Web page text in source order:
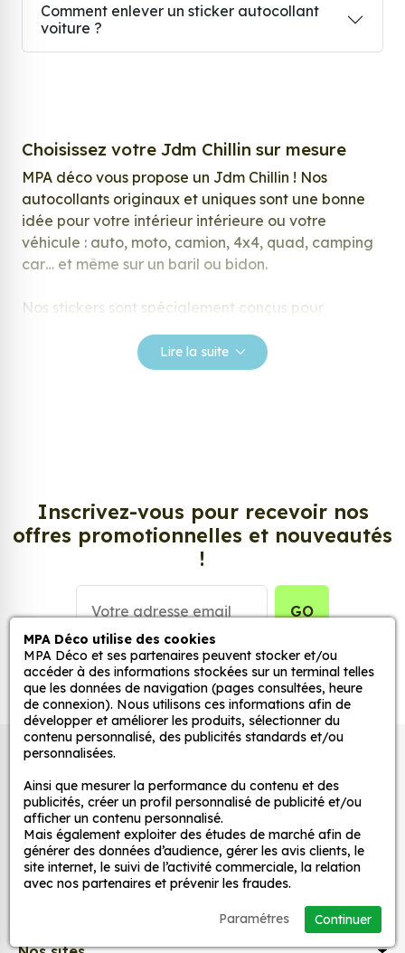
Comment enlever un sticker autocollant
voiture ?
Choisissez votre Jdm Chillin sur mesure
MPA déco vous propose un Jdm Chillin ! Nos
autocollants originaux et uniques sont une bonne
idée pour votre intérieur intérieure ou votre
véhicule : auto, moto, camion, 4x4, quad, camping
car… et même sur un baril ou bidon.
Nos stickers sont spécialement conçus pour
notre large gamme de stickers.
décorer votre intérieur ou votre véhicule.
Personnalisez la surface de votre choix avec nos
stickers muraux et stickers véhicule. Une solution
simple et rapide qui transforme toutes surfaces
lisses, propres et non poreuses.
Grâce à notre sélection de stickers et autocollants,
adaptez la décoration d’une pièce, d’une voiture,
d’un meuble, d’une porte et de toute autre surface,
et ce, à moindre coût et sans effort.
Quels sont les avantages de nos stickers
Une grande variété de motifs et de couleurs :
nos Jdm Chillin sont disponibles dans une large
gamme de motifs et de couleurs, ce qui vous
permet de trouver le sticker parfait pour votre
décoration.
Une installation facile : nos stickers sont faciles
à installer, même pour les débutants. Il suffit de
Lire la suite
Inscrivez-vous pour recevoir nos
offres promotionnelles et nouveautés
!
GO
Autocollants pour véhicules et stickers
décoratifs
MPA Déco
MPA Déco utilise des cookies
MPA Déco et ses partenaires peuvent stocker et/ou
accéder à des informations stockées sur un terminal telles
que les données de navigation (pages consultées, heure
de connexion). Nous utilisons ces informations afin de
développer et améliorer les produits, sélectionner du
contenu personnalisé, des publicités standards et/ou
personnalisées.
Ainsi que mesurer la performance du contenu et des
publicités, créer un profil personnalisé de publicité et/ou
afficher un contenu personnalisé.
Mais également exploiter des études de marché afin de
générer des données d’audience, gérer les avis clients, le
site internet, le suivi de l’activité commerciale, la relation
avec nos partenaires et prévenir les fraudes.
Continuer
Paramétres